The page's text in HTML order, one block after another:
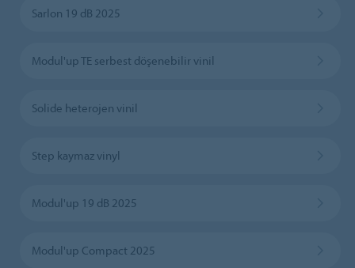
Sarlon 19 dB 2025
Modul'up TE serbest döşenebilir vinil
Solide heterojen vinil
Step kaymaz vinyl
Modul'up 19 dB 2025
Modul'up Compact 2025